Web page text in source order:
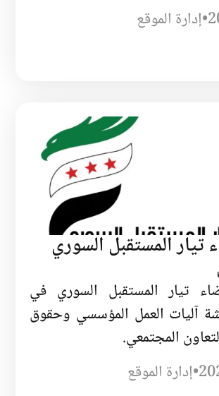
•إدارة الموقع
تيار المستقبل السوري
تيار المستقبل السوري في
آليات العمل المؤسسي وحقوق
المجتمعي.
•إدارة الموقع